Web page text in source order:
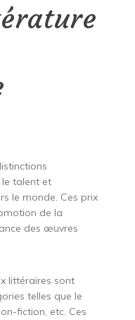
talent et
le monde. Ces prix
de la
des œuvres
littéraires sont
telles que le
fiction, etc. Ces